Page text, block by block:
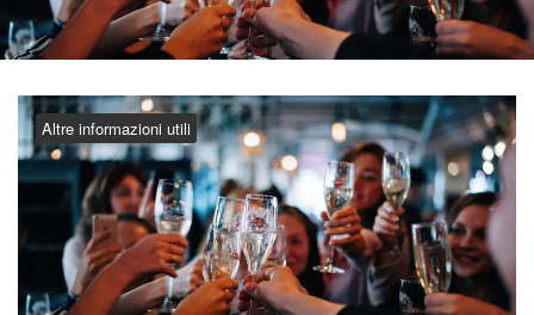
Altre informazioni utili